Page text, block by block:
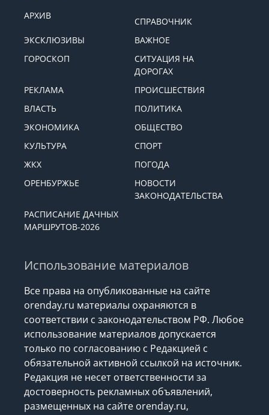
АРХИВ
СПРАВОЧНИК
ЭКСКЛЮЗИВЫ
ВАЖНОЕ
ГОРОСКОП
СИТУАЦИЯ НА
ДОРОГАХ
РЕКЛАМА
ПРОИСШЕСТВИЯ
ВЛАСТЬ
ПОЛИТИКА
ЭКОНОМИКА
ОБЩЕСТВО
КУЛЬТУРА
СПОРТ
ЖКХ
ПОГОДА
ОРЕНБУРЖЬЕ
НОВОСТИ
ЗАКОНОДАТЕЛЬСТВА
РАСПИСАНИЕ ДАЧНЫХ
МАРШРУТОВ-2026
Использование материалов
Все права на опубликованные на сайте
orenday.ru материалы охраняются в
соответствии с законодательством РФ. Любое
использование материалов допускается
только по согласованию с Редакцией с
обязательной активной ссылкой на источник.
Редакция не несет ответственности за
достоверность рекламных объявлений,
размещенных на сайте orenday.ru,